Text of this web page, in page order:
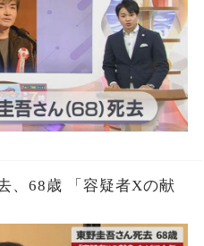
、68歳 「容疑者Xの献